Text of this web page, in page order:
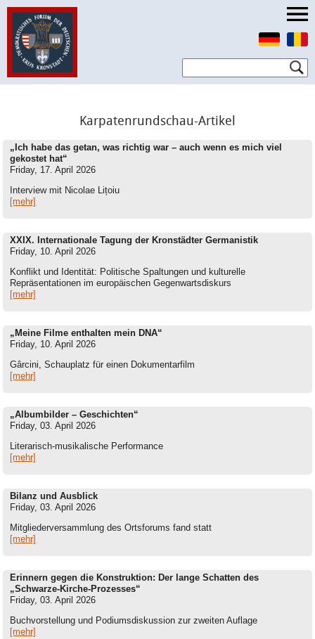
Karpatenrundschau-Artikel
„Ich habe das getan, was richtig war – auch wenn es mich viel
gekostet hat“
Friday, 17. April 2026
Interview mit Nicolae Lițoiu
[mehr]
XXIX. Internationale Tagung der Kronstädter Germanistik
Friday, 10. April 2026
Konflikt und Identität: Politische Spaltungen und kulturelle
Repräsentationen im europäischen Gegenwartsdiskurs
[mehr]
„Meine Filme enthalten mein DNA“
Friday, 10. April 2026
Gârcini, Schauplatz für einen Dokumentarfilm
[mehr]
„Albumbilder – Geschichten“
Friday, 03. April 2026
Literarisch-musikalische Performance
[mehr]
Bilanz und Ausblick
Friday, 03. April 2026
Mitgliederversammlung des Ortsforums fand statt
[mehr]
Erinnern gegen die Konstruktion: Der lange Schatten des
„Schwarze-Kirche-Prozesses“
Friday, 03. April 2026
Buchvorstellung und Podiumsdiskussion zur zweiten Auflage
[mehr]